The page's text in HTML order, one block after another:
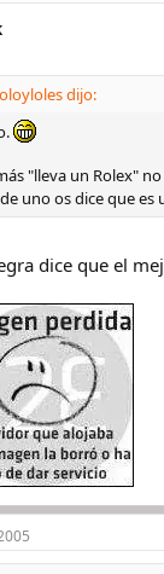
dijo:
"lleva un Rolex"
uno os dice que es
dice que el